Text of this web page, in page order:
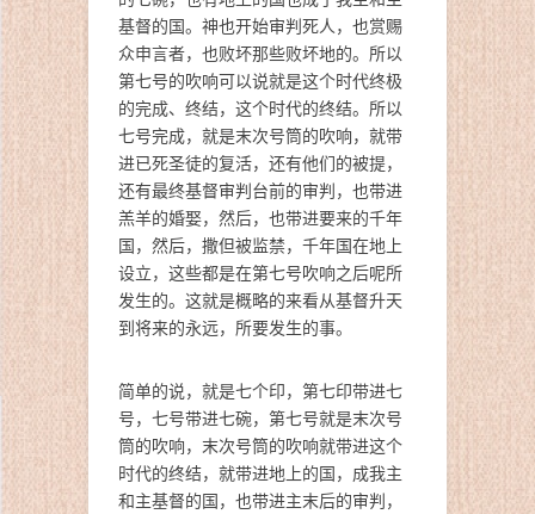
基督的国。神也开始审判死人，也赏赐
众申言者，也败坏那些败坏地的。所以
第七号的吹响可以说就是这个时代终极
的完成、终结，这个时代的终结。所以
七号完成，就是末次号筒的吹响，就带
进已死圣徒的复活，还有他们的被提，
还有最终基督审判台前的审判，也带进
羔羊的婚娶，然后，也带进要来的千年
国，然后，撒但被监禁，千年国在地上
设立，这些都是在第七号吹响之后呢所
发生的。这就是概略的来看从基督升天
到将来的永远，所要发生的事。
简单的说，就是七个印，第七印带进七
号，七号带进七碗，第七号就是末次号
筒的吹响，末次号筒的吹响就带进这个
时代的终结，就带进地上的国，成我主
和主基督的国，也带进主末后的审判，